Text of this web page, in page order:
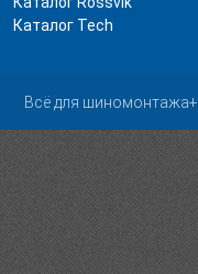
Каталог Tech
Всё для шиномонтажа+